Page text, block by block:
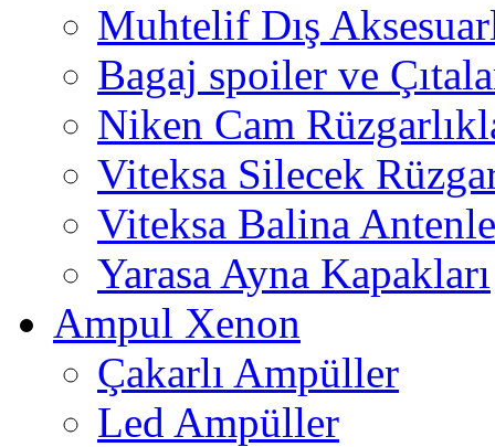
Muhtelif Dış
Bagaj spoiler ve
Niken Cam
Viteksa Silecek
Viteksa Balina
Yarasa Ayna Kapakları
Ampul Xenon
Çakarlı Ampüller
Led Ampüller